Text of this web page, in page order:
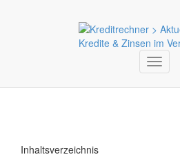
Toggle
Inhaltsverzeichnis